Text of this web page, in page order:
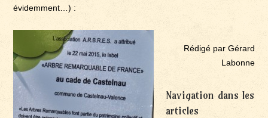
évidemment…) :
Rédigé par Gérard
Labonne
Navigation dans les
articles